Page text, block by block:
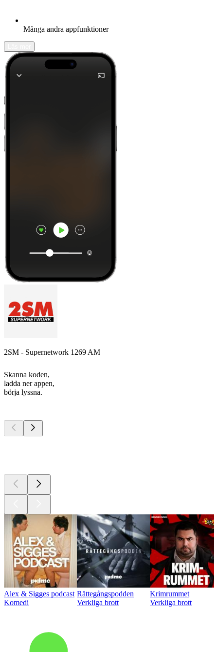
Många andra appfunktioner
2SM - Supernetwork 1269 AM
Skanna koden,
ladda ner appen,
börja lyssna.
Alex & Sigges podcast
Komedi
Rättegångspodden
Verkliga brott
Krimrummet
Verkliga brott